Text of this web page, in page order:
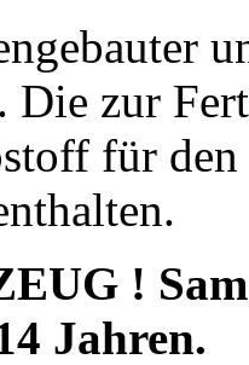
Die zur
für
!
Jahren.